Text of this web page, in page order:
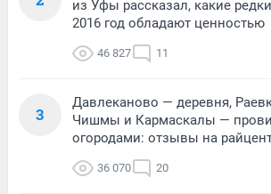
из Уфы рассказал, какие
2016 год обладают ценностью
46 827 11
3
Давлеканово — деревня,
Чишмы и Кармаскалы —
огородами: отзывы на
36 070 20